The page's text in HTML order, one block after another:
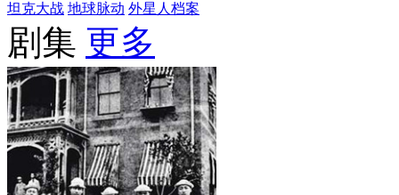
坦克大战 地球脉动 外星人档案
剧集 更多